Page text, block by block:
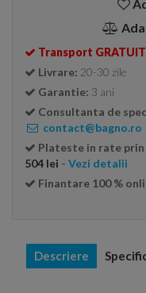
Transport
Livrare: 20-30 zile
Garantie: 3 ani
Consultanta de
contact@bagno.ro
Plateste in rate
504 lei - Vezi detalii
Finantare 100 %
Descriere